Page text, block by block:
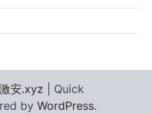
安.xyz | Quick
by WordPress.